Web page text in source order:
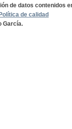
de datos contenidos
Política de calidad
García.